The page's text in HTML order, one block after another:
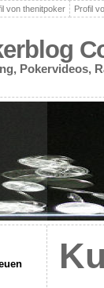
von thenitpoker Profil
Pokervideos,